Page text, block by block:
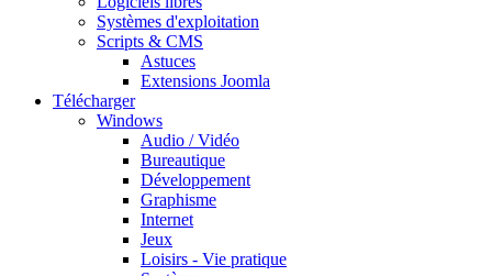
Systèmes d'exploitation
Scripts & CMS
Astuces
Extensions Joomla
Télécharger
Windows
Audio / Vidéo
Bureautique
Développement
Graphisme
Internet
Jeux
Loisirs - Vie pratique